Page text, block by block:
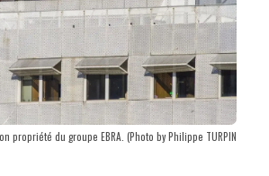
propriété du groupe EBRA. (Photo by Philippe TURPIN